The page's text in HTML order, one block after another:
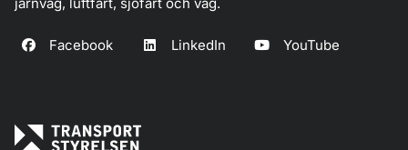
Facebook LinkedIn YouTube